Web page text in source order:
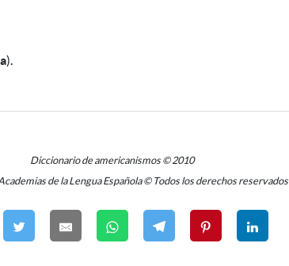
).
Diccionario de americanismos © 2010
de la Lengua Española © Todos los derechos reservados